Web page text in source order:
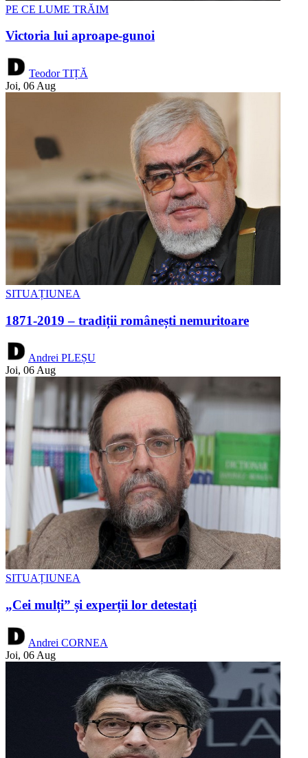
PE CE LUME TRĂIM
Victoria lui aproape-gunoi
Teodor TIȚĂ
Joi, 06 Aug
SITUAȚIUNEA
1871-2019 – tradiții românești nemuritoare
Andrei PLEȘU
Joi, 06 Aug
SITUAȚIUNEA
„Cei mulți” și experții lor detestați
Andrei CORNEA
Joi, 06 Aug